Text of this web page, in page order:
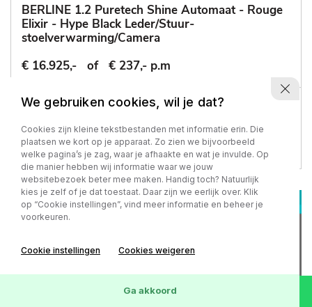
BERLINE 1.2 Puretech Shine Automaat - Rouge
Elixir - Hype Black Leder/Stuur-
stoelverwarming/Camera
€ 16.925,-
of € 237,- p.m
77.218 km-2022
Automaat - Benzine
We gebruiken cookies, wil je dat?
Cookies zijn kleine tekstbestanden met informatie erin. Die
plaatsen we kort op je apparaat. Zo zien we bijvoorbeeld
welke pagina’s je zag, waar je afhaakte en wat je invulde. Op
die manier hebben wij informatie waar we jouw
websitebezoek beter mee maken. Handig toch? Natuurlijk
kies je zelf of je dat toestaat. Daar zijn we eerlijk over. Klik
op “Cookie instellingen”, vind meer informatie en beheer je
voorkeuren.
Cookie instellingen Cookies weigeren
Ga akkoord